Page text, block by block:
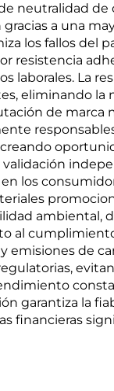
neutralidad de
a una
los fallos del
resistencia
laborales. La
eliminando la
de marca
los
ambiental,
al
de
garantiza la
financieras